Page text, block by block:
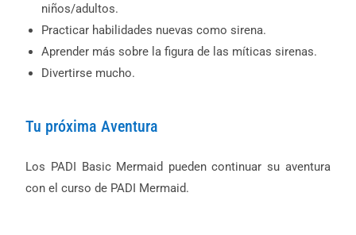
niños/adultos.
Practicar habilidades nuevas como sirena.
Aprender más sobre la figura de las míticas sirenas.
Divertirse mucho.
Tu próxima Aventura
Los PADI Basic Mermaid pueden continuar su aventura
con el curso de PADI Mermaid.